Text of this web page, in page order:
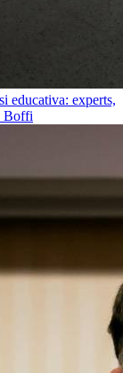
educativa: experts,
Boffi